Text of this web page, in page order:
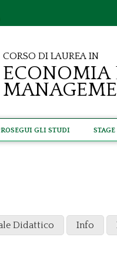
Corso di Laurea in
Economia
gli studi
Didattico Info